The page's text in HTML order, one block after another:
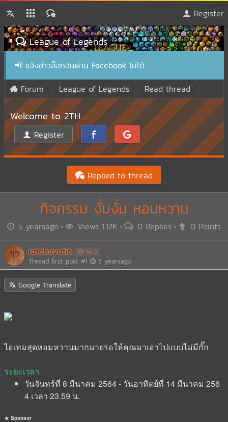
Register
League of Legends
📢 แจ้งข่าวล๊อกอินผ่าน Facebook ไม่ได้
Forum
League of Legends Read thread
Welcome to 2TH
Register
Replied to thread
กิจกรรม งั่มงั่ม หอมหวาน
5 yearsago Views 1.12K 0 Replies 0 Points
ratchayotin M-2
Thread first post #1 5 yearsago
Google Translate
ไอเทมสุดหอมหวานมากมายรอให้คุณมาเอาไปแบบไม่มีกั๊ก
ระยะเวลา
วันจันทร์ที่ 8 มีนาคม 2564 - วันอาทิตย์ที่ 14 มีนาคม 256
4 เวลา 23.59 น.
Sponsor